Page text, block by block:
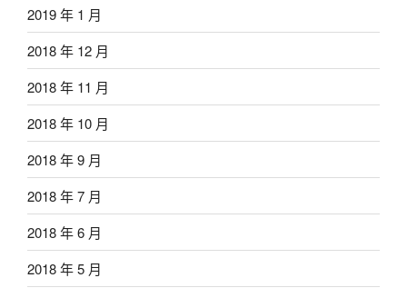
2019 年 1 月
2018 年 12 月
2018 年 11 月
2018 年 10 月
2018 年 9 月
2018 年 7 月
2018 年 6 月
2018 年 5 月